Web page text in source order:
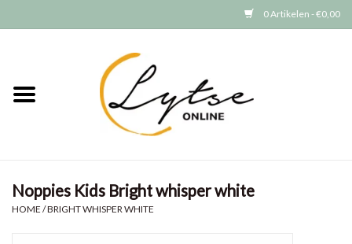
0 Artikelen - €0,00
Meisjes
Noppies Kids Bright whisper white
HOME /BRIGHT WHISPER WHITE